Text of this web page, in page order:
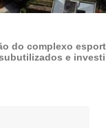
do complexo
e